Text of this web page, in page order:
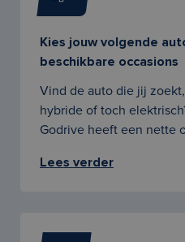
Kies jouw volgende
beschikbare occasions
Vind de auto die jij
hybride of toch
Godrive heeft een nette
Lees verder